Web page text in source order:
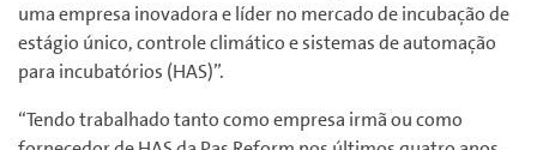
uma empresa inovadora e líder no mercado de incubação de
estágio único, controle climático e sistemas de automação
para incubatórios (HAS)”.
“Tendo trabalhado tanto como empresa irmã ou como